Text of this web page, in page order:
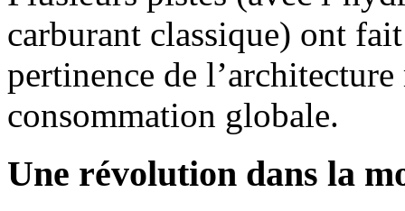
carburant classique) ont
pertinence de
consommation globale.
Une révolution dans la